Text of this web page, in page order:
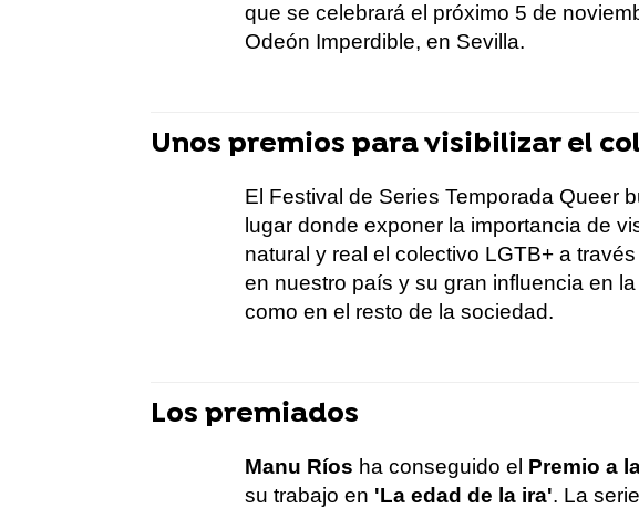
que se celebrará el próximo 5 de
Odeón Imperdible, en Sevilla.
Unos premios para visibilizar el
El Festival de Series Temporada Queer
lugar donde exponer la importancia de
natural y real el colectivo LGTB+ a
en nuestro país y su gran influencia en
como en el resto de la sociedad.
Los premiados
Manu Ríos ha conseguido el Premio a
su trabajo en 'La edad de la ira'. La